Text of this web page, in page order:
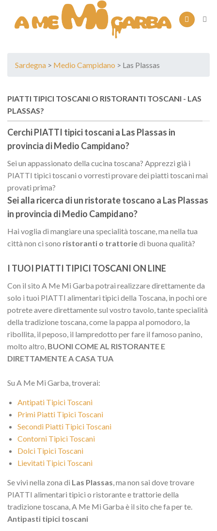
content
Sardegna > Medio Campidano > Las Plassas
PIATTI TIPICI TOSCANI O RISTORANTI TOSCANI - LAS
PLASSAS?
Cerchi PIATTI tipici toscani a Las Plassas in
provincia diMedio Campidano?
Sei un appassionato della cucina toscana? Apprezzi già i
PIATTI tipici toscani o vorresti provare dei piatti toscani mai
provati prima?
Sei alla ricerca di un ristorate toscano a Las Plassas
in provincia diMedio Campidano?
Hai voglia di mangiare una specialità toscane, ma nella tua
città non ci sono ristoranti o trattoriedi buona qualità?
I TUOI PIATTI TIPICI TOSCANI ON LINE
Con il sito A Me Mi Garba potrai realizzare direttamente da
solo i tuoi PIATTI alimentari tipici della Toscana, in pochi ore
potrete avere direttamente sul vostro tavolo, tante specialità
della tradizione toscana, come la pappa al pomodoro, la
ribollita, il peposo, il lampredotto per fare il famoso panino,
molto altro, BUONI COME AL RISTORANTE E
DIRETTAMENTE A CASA TUA
Su A Me Mi Garba, troverai:
Antipati Tipici Toscani
Primi Piatti Tipici Toscani
Secondi Piatti Tipici Toscani
Contorni Tipici Toscani
Dolci Tipici Toscani
Lievitati Tipici Toscani
Se vivi nella zona di Las Plassas , ma non sai dove trovare
PIATTI alimentari tipici o ristorante e trattorie della
tradizione toscana, A Me Mi Garba è il sito che fa per te.
Antipasti tipici toscani